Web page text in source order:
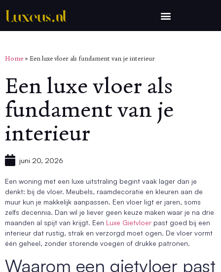
Home » Een luxe vloer als fundament van je interieur
Een luxe vloer als
fundament van je
interieur
juni 20, 2026
Een woning met een luxe uitstraling begint vaak lager dan je
denkt: bij de vloer. Meubels, raamdecoratie en kleuren aan de
muur kun je makkelijk aanpassen. Een vloer ligt er jaren, soms
zelfs decennia. Dan wil je liever geen keuze maken waar je na drie
maanden al spijt van krijgt. Een Luxe Gietvloer past goed bij een
interieur dat rustig, strak en verzorgd moet ogen. De vloer vormt
één geheel, zonder storende voegen of drukke patronen.
Waarom een gietvloer past